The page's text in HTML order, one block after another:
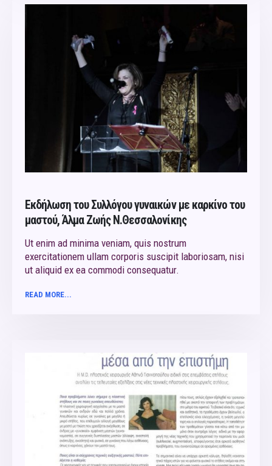
Εκδήλωση του Συλλόγου γυναικών με καρκίνο του
μαστού, Άλμα Ζωής Ν.Θεσσαλονίκης
Ut enim ad minima veniam, quis nostrum
exercitationem ullam corporis suscipit laboriosam, nisi
ut aliquid ex ea commodi consequatur.
READ MORE...